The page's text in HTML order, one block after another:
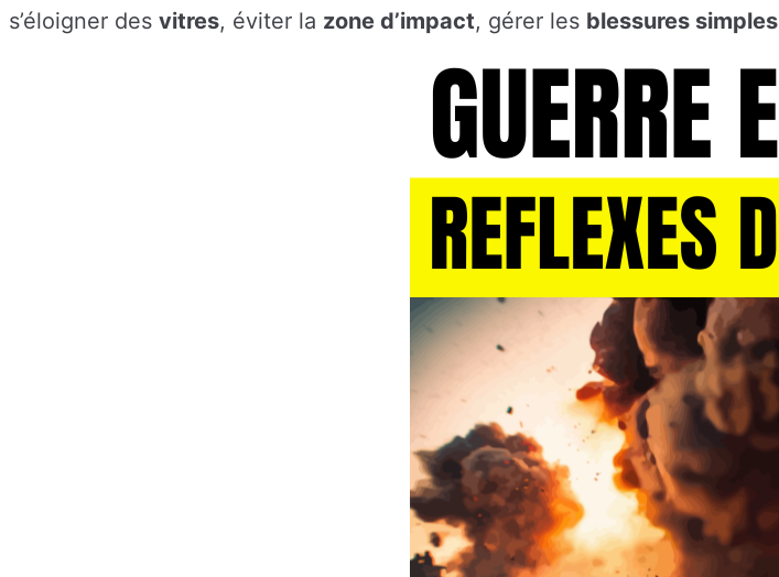
s’éloigner des vitres, éviter la zone d’impact, gérer les blessures simples